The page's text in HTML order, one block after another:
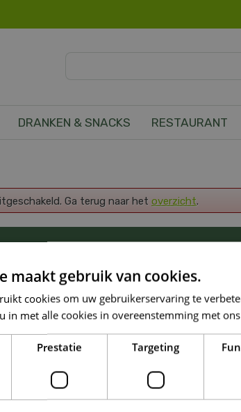
DRANKEN & SNACKS RESTAURANT
Ga terug naar het overzicht.
143
41 10 08
Tuin
Famiresto
maakt gebruik van cookies.
cookies om uw gebruikerservaring te
in met alle cookies in overeenstemming met
Prestatie Targeting